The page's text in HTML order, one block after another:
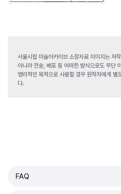
서울시립 미술아카이브 소장자료 이미지는 저
아니라 전송, 배포 등 어떠한 방식으로도 무단
영리적인 목적으로 사용할 경우 원작자에게 별
다.
FAQ